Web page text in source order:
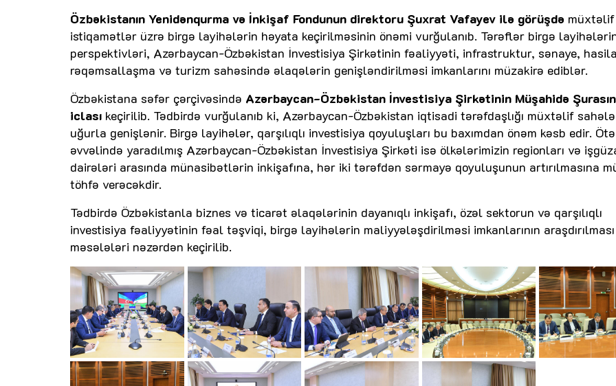
Özbəkistanın Yenidənqurma və İnkişaf Fondunun direktoru Şuxrat Vafayev ilə görüşdə müxtəlif
istiqamətlər üzrə birgə layihələrin həyata keçirilməsinin önəmi vurğulanıb. Tərəflər birgə
perspektivləri, Azərbaycan-Özbəkistan İnvestisiya Şirkətinin fəaliyyəti, infrastruktur, sənaye,
rəqəmsallaşma və turizm sahəsində əlaqələrin genişləndirilməsi imkanlarını müzakirə ediblər.
Özbəkistana səfər çərçivəsində Azərbaycan-Özbəkistan İnvestisiya Şirkətinin Müşahidə
iclası keçirilib. Tədbirdə vurğulanıb ki, Azərbaycan-Özbəkistan iqtisadi tərəfdaşlığı müxtəlif
uğurla genişlənir. Birgə layihələr, qarşılıqlı investisiya qoyuluşları bu baxımdan önəm kəsb edir.
əvvəlində yaradılmış Azərbaycan-Özbəkistan İnvestisiya Şirkəti isə ölkələrimizin regionları və
dairələri arasında münasibətlərin inkişafına, hər iki tərəfdən sərmayə qoyuluşunun artırılmasına
töhfə verəcəkdir.
Tədbirdə Özbəkistanla biznes və ticarət əlaqələrinin dayanıqlı inkişafı, özəl sektorun və qarşılıqlı
investisiya fəaliyyətinin fəal təşviqi, birgə layihələrin maliyyələşdirilməsi imkanlarının araşdırılması
məsələləri nəzərdən keçirilib.